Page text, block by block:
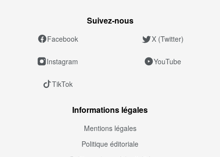
Suivez‑nous
Facebook X (Twitter)
Instagram YouTube
TikTok
Informations légales
Mentions légales
Politique éditoriale